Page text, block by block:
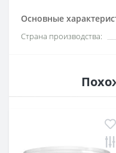
Основные
Страна производства: